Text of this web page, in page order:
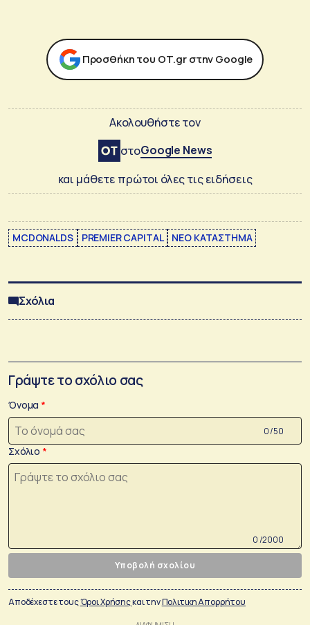
Προσθήκη του ΟΤ.gr στην Google
Ακολουθήστε τον
στοGoogle News
και μάθετε πρώτοι όλες τις ειδήσεις
MCDONALDS PREMIER CAPITAL ΝΕΟ ΚΑΤΑΣΤΗΜΑ
Σχόλια
Γράψτε το σχόλιο σας
Όνομα
0 /50
Σχόλιο
0 /2000
Υποβολή σχολίου
Αποδέχεστε τουςΌροι Χρήσηςκαι τηνΠολιτικη Απορρήτου